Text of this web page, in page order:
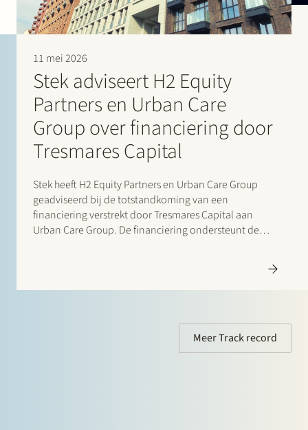
responsive and fast. She was well aware of the most
important discussion points and took the time to explain
“Marleen Veenstra is knowledgeable, transparent,
approachable, fun and very committed. She is a pleasure
to work with and I would definitely recommend her.”
(2026)
“Stek combines thorough and technical legal knowledge
in the area of banking law with a good mix of pragmatism
and responsiveness.” (202
11 mei 2026
Stek adviseert H2 Equity
Partners en Urban Care
Group over financiering door
Tresmares Capital
Stek heeft H2 Equity Partners en Urban Care Group
geadviseerd bij de totstandkoming van een
financiering verstrekt door Tresmares Capital aan
Urban Care Group. De financiering ondersteunt de
Meer Track record